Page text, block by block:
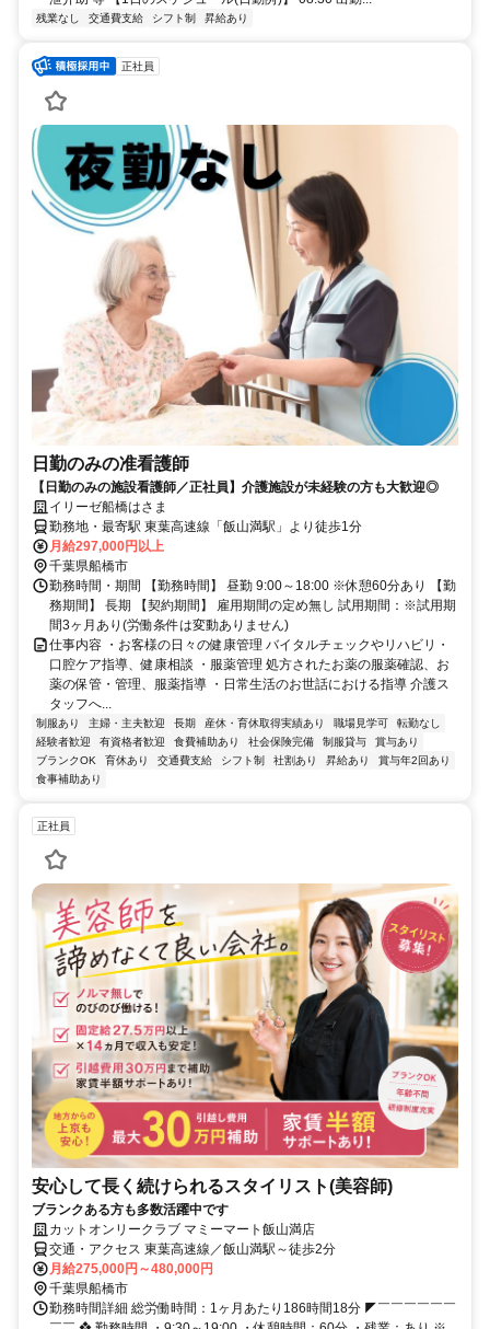
残業なし 交通費支給 シフト制 昇給あり
正社員
日勤のみの准看護師
【日勤のみの施設看護師／正社員】介護施設が未経験の方も大歓迎◎
イリーゼ船橋はさま
勤務地・最寄駅 東葉高速線「飯山満駅」より徒歩1分
月給297,000円以上
千葉県船橋市
勤務時間・期間 【勤務時間】 昼勤 9:00～18:00 ※休憩60分あり 【勤
務期間】 長期 【契約期間】 雇用期間の定め無し 試用期間：※試用期
間3ヶ月あり(労働条件は変動ありません)
仕事内容 ・お客様の日々の健康管理 バイタルチェックやリハビリ・
口腔ケア指導、健康相談 ・服薬管理 処方されたお薬の服薬確認、お
薬の保管・管理、服薬指導 ・日常生活のお世話における指導 介護ス
タッフへ...
制服あり 主婦・主夫歓迎 長期 産休・育休取得実績あり 職場見学可
転勤なし
経験者歓迎
有資格者歓迎 食費補助あり 社会保険完備 制服貸与
賞与あり
ブランクOK
育休あり 交通費支給 シフト制 社割あり 昇給あり
賞与年2回あり
食事補助あり
正社員
安心して長く続けられるスタイリスト(美容師)
ブランクある方も多数活躍中です
カットオンリークラブ マミーマート飯山満店
交通・アクセス 東葉高速線／飯山満駅～徒歩2分
月給275,000円～480,000円
千葉県船橋市
勤務時間詳細 総労働時間：1ヶ月あたり186時間18分 ◤￣￣￣￣￣￣